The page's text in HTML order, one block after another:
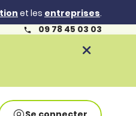
et les entreprises.
09 78 45 03 03